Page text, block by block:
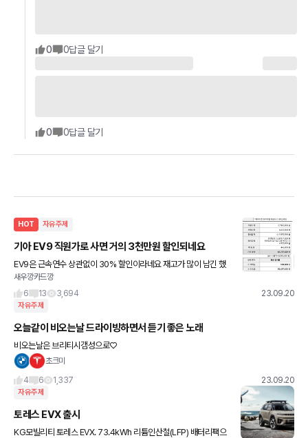
0 0답글 달기
0 0답글 달기
HOT 자유주제
기아 EV9 직원가로 사면 거의 3천만원 할인되네요
EV9은 근속연수 상관없이 30% 할인이라네요 재고가 많이 남긴 했
나봅니다.
새우깡카드깡
6
13 3,694 23.09.20
자유주제
오늘같이 비오는날 드라이빙하면서 듣기 좋은 노래
비오는날은 브리티시갬성으로♡
초크미
4
6 1,337 23.09.20
자유주제
토레스 EVX 출시
KG모빌리티 토레스 EVX. 73.4kWh 리튬인산철(LFP) 배터리팩으